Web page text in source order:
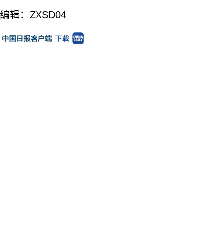
编辑：ZXSD04